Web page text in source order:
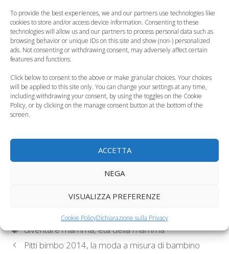
To provide the best experiences, we and our partners use technologies like
cookies to store and/or access device information. Consenting to these
technologies will allow us and our partners to process personal data such as
browsing behavior or unique IDs on this site and show (non-) personalized
ads. Not consenting or withdrawing consent, may adversely affect certain
features and functions.
Click below to consent to the above or make granular choices. Your choices
will be applied to this site only. You can change your settings at any time,
including withdrawing your consent, by using the toggles on the Cookie
Policy, or by clicking on the manage consent button at the bottom of the
screen.
ACCETTA
NEGA
VISUALIZZA PREFERENZE
Cookie PolicyDichiarazione sulla Privacy
d'età?
riduce il rischio…
La depressione post
partum potrebbe
essere correlata…
La salute della
donna in gravidanza
è uno specchio…
Matrimonio, ecco
Mamme
ossessionate dai
bebè i primi mesi di
Salute della donna
Tag
diventare mamma,età della mamma
Pitti bimbo 2014, la moda a misura di bambino